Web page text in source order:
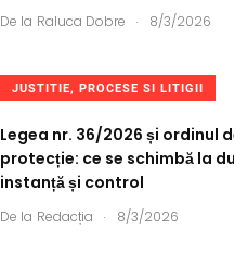
De la Raluca Dobre . 8/3/2026
JUSTITIE, PROCESE SI LITIGII
Legea nr. 36/2026 și ordinul
protecție: ce se schimbă la
instanță și control
De la Redacția . 8/3/2026